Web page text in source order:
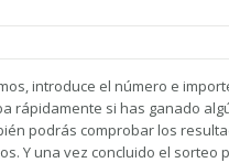
introduce el número e
rápidamente si has ganado
podrás comprobar los
Y una vez concluido el sorteo